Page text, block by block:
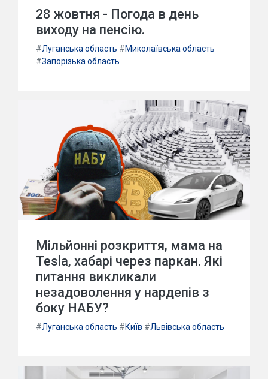
28 жовтня - Погода в день
виходу на пенсію.
#Луганська область #Миколаївська область
#Запорізька область
Мільйонні розкриття, мама на
Tesla, хабарі через паркан. Які
питання викликали
незадоволення у нардепів з
боку НАБУ?
#Луганська область #Київ #Львівська область